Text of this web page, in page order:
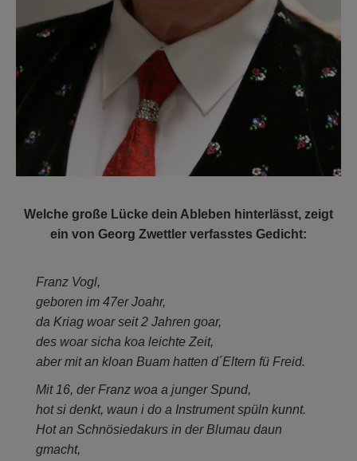
Welche große Lücke dein Ableben hinterlässt, zeigt
ein von Georg Zwettler verfasstes Gedicht:
Franz Vogl,
geboren im 47er Joahr,
da Kriag woar seit 2 Jahren goar,
des woar sicha koa leichte Zeit,
aber mit an kloan Buam hatten d´Eltern fü Freid.
Mit 16, der Franz woa a junger Spund,
hot si denkt, waun i do a Instrument spüln kunnt.
Hot an Schnösiedakurs in der Blumau daun
gmacht,